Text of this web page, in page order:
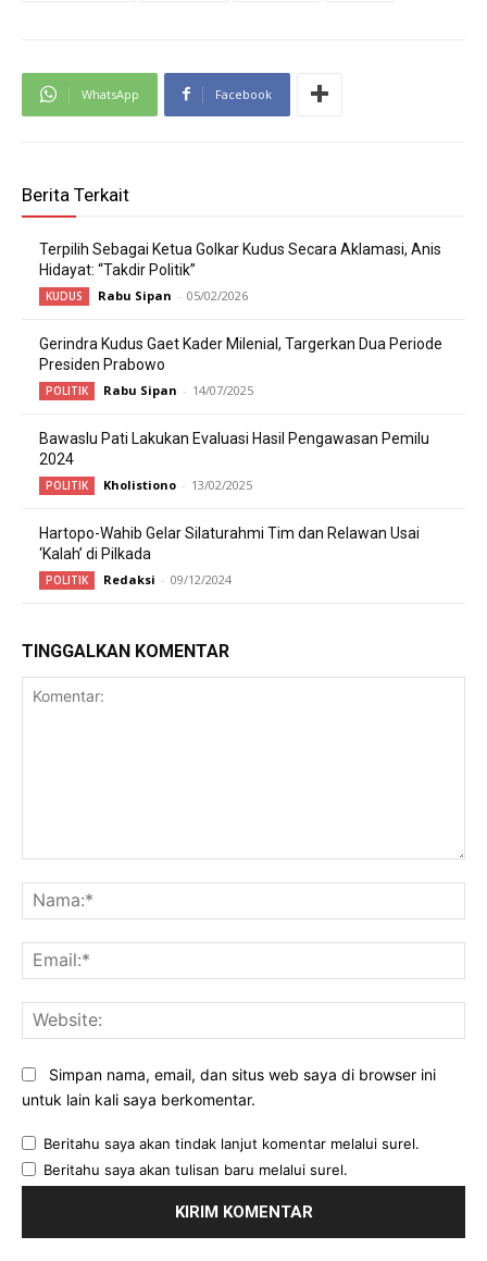
WhatsApp Facebook
Berita Terkait
Terpilih Sebagai Ketua Golkar Kudus Secara Aklamasi, Anis
Hidayat: “Takdir Politik”
KUDUS Rabu Sipan - 05/02/2026
Gerindra Kudus Gaet Kader Milenial, Targerkan Dua Periode
Presiden Prabowo
POLITIK Rabu Sipan - 14/07/2025
Bawaslu Pati Lakukan Evaluasi Hasil Pengawasan Pemilu
2024
POLITIK Kholistiono - 13/02/2025
Hartopo-Wahib Gelar Silaturahmi Tim dan Relawan Usai
‘Kalah’ di Pilkada
POLITIK Redaksi - 09/12/2024
TINGGALKAN KOMENTAR
Simpan nama, email, dan situs web saya di browser ini
untuk lain kali saya berkomentar.
Beritahu saya akan tindak lanjut komentar melalui surel.
Beritahu saya akan tulisan baru melalui surel.